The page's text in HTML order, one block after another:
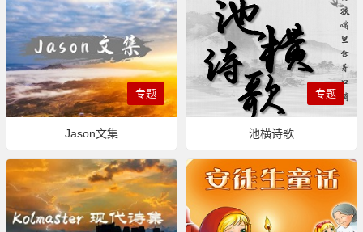
专题
Jason文集
专题
池横诗歌